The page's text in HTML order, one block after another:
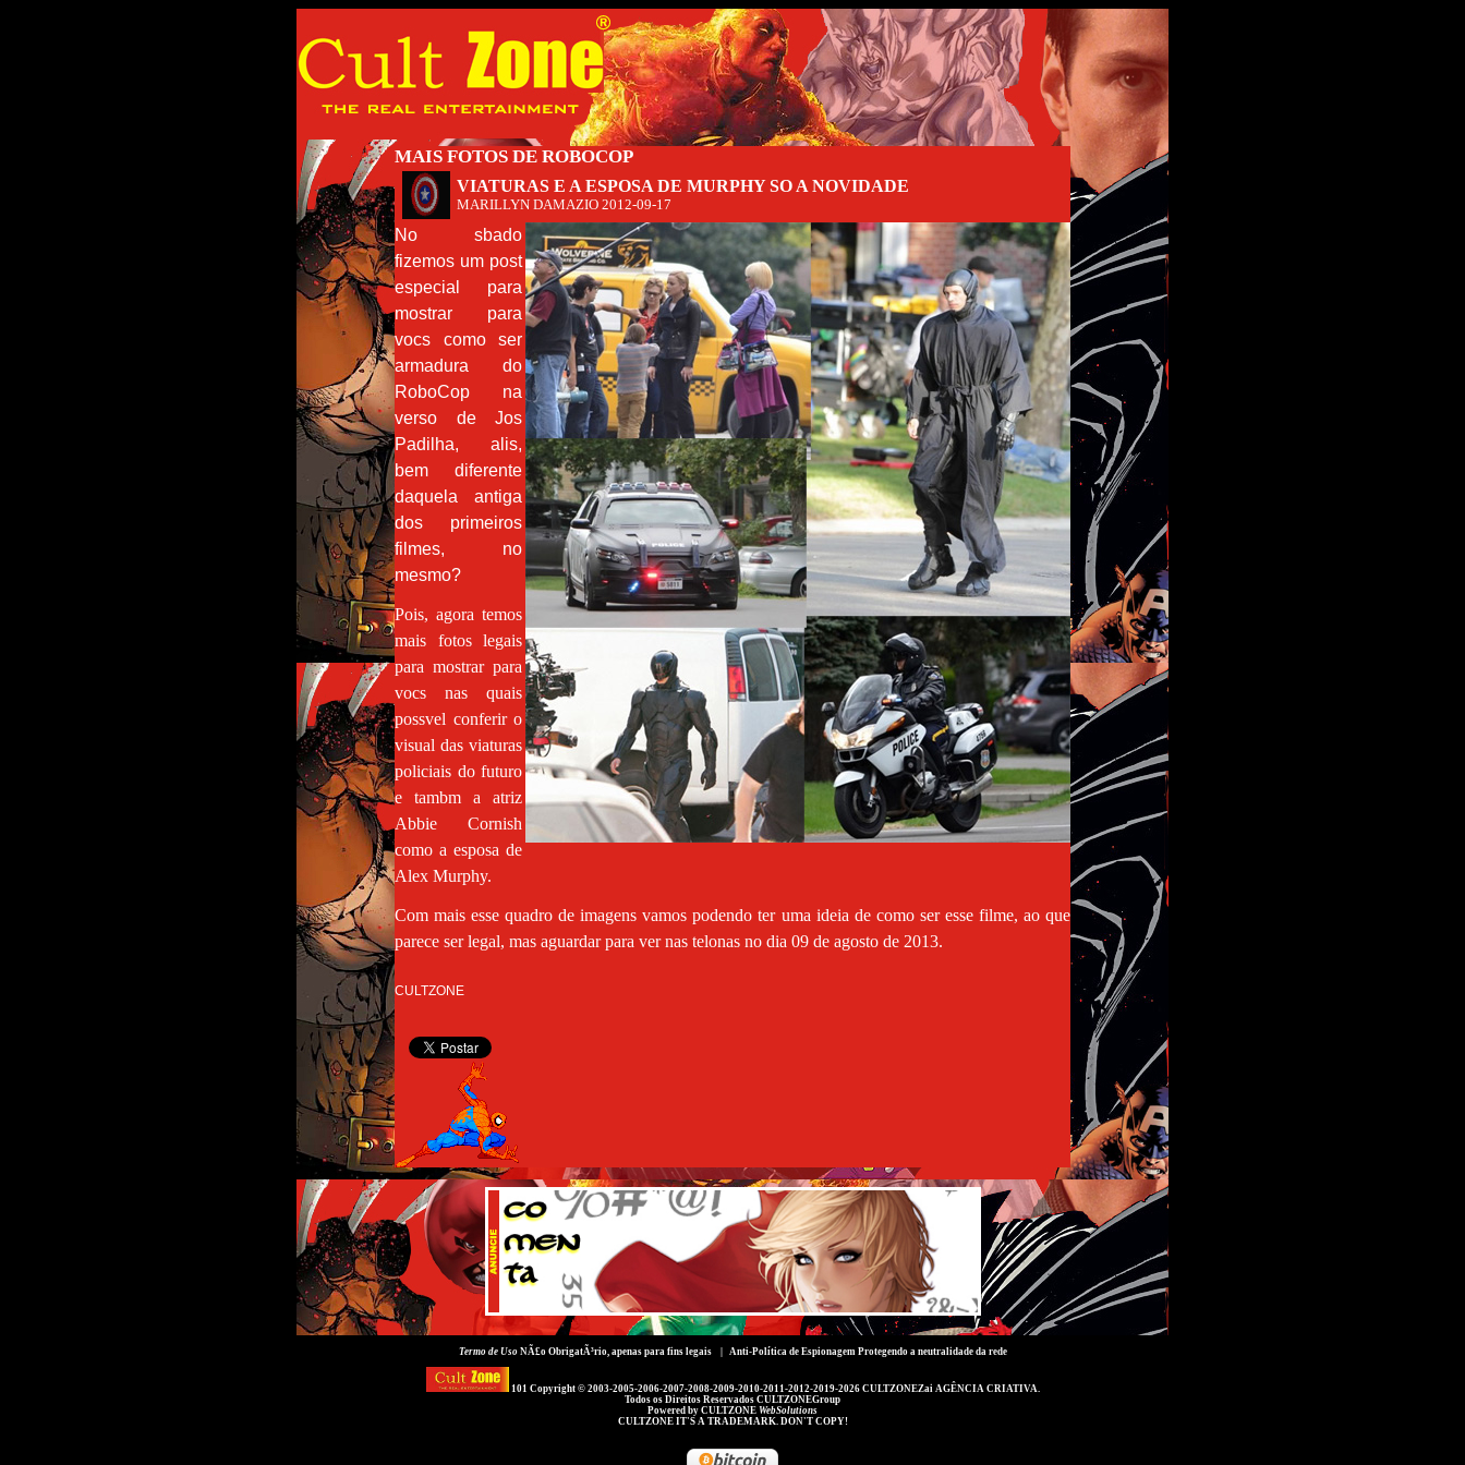
MAIS FOTOS DE ROBOCOP
VIATURAS E A ESPOSA DE MURPHY SO A NOVIDADE
MARILLYN DAMAZIO 2012-09-17
No sbado
fizemos um post
especial para
mostrar para
vocs como ser
armadura do
RoboCop na
verso de Jos
Padilha, alis,
bem diferente
daquela antiga
dos primeiros
filmes, no
mesmo?
Pois, agora temos
mais fotos legais
para mostrar para
vocs nas quais
possvel conferir o
visual das viaturas
policiais do futuro
e tambm a atriz
Abbie Cornish
como a esposa de
Alex Murphy.
Com mais esse quadro de imagens vamos podendo ter uma ideia de como ser esse filme, ao que
parece ser legal, mas aguardar para ver nas telonas no dia 09 de agosto de 2013.
CULTZONE
Termo de UsoNÃ£o ObrigatÃ³rio, apenas para fins legais | Anti-Política de EspionagemProtegendo a neutralidade da rede
101 Copyright © 2003-2005-2006-2007-2008-2009-2010-2011-2012-2019-2026 CULTZONEZai AGÊNCIA CRIATIVA.
Todos os Direitos Reservados CULTZONEGroup
Powered by CULTZONE WebSolutions
CULTZONE IT'S A TRADEMARK. DON'T COPY!